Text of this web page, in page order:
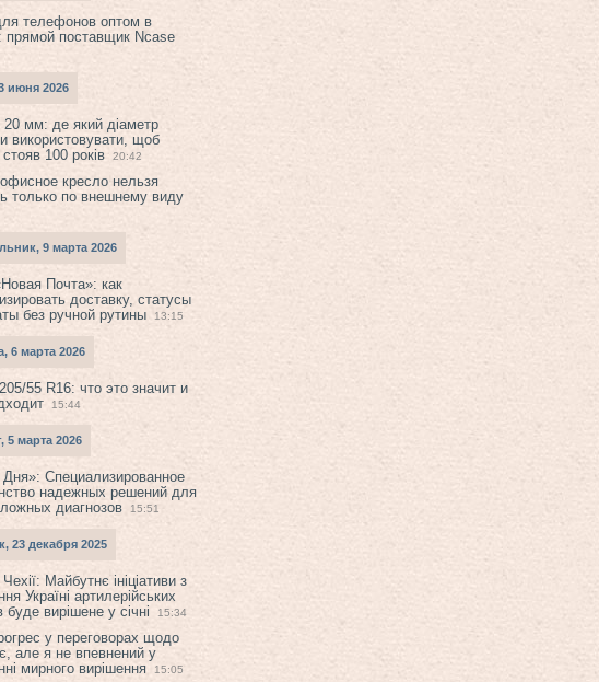
телефонов оптом в
прямой поставщик Ncase
июня 2026
20 мм: де який діаметр
використовувати, щоб
100 років
20:42
кресло нельзя
только по внешнему виду
9 марта 2026
Почта»: как
доставку, статусы
без ручной рутины
13:15
6 марта 2026
55 R16: что это значит и
15:44
5 марта 2026
Дня»: Специализированное
надежных решений для
диагнозов
15:51
23 декабря 2025
Майбутнє ініціативи з
Україні артилерійських
буде вирішене у січні
15:34
у переговорах щодо
але я не впевнений у
мирного вирішення
15:05